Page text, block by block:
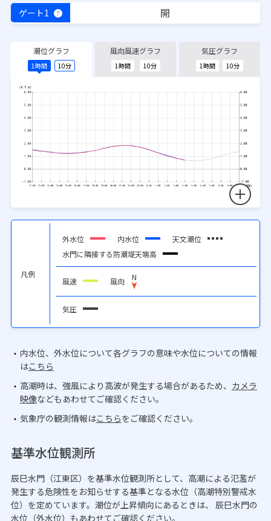
ゲート1 ？ 開
潮位グラフ
1時間 10分
風向風速グラフ
1時間 10分
気圧グラフ
1時間 10分
凡例
外水位 内水位
天文潮位
水門に隣接する防潮堤天端高
風速 風向 N
気圧
内水位、外水位について各グラフの意味や水位についての情報
はこちら
高潮時は、強風により高波が発生する場合があるため、 カメラ
映像などもあわせてご確認ください。
気象庁の観測情報はこちらをご確認ください。
基準水位観測所
辰巳水門（江東区）を基準水位観測所として、高潮による氾濫が
発生する危険性をお知らせする基準となる水位（高潮特別警戒水
位）を定めています。潮位が上昇傾向にあるときは、 辰巳水門の
水位（外水位）もあわせてご確認ください。